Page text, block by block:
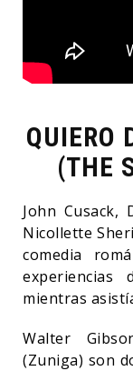
QUIERO
(THE
John Cusack,
Nicollette
comedia
experiencias
mientras
Walter
(Zuniga) son